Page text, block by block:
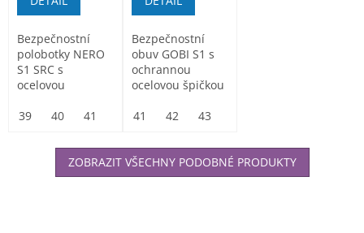
Bezpečnostní
polobotky NERO
S1 SRC s
ocelovou
proti nárazům s
39 40 41
Bezpečnostní
obuv GOBI S1 s
ochrannou
ocelovou špičkou
41
42 43
ZOBRAZIT VŠECHNY PODOBNÉ PRODUKTY